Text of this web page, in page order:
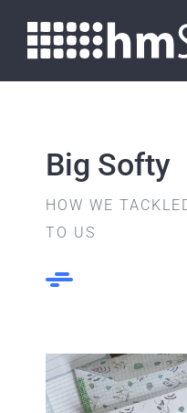
Big Softy
HOW WE
TO US